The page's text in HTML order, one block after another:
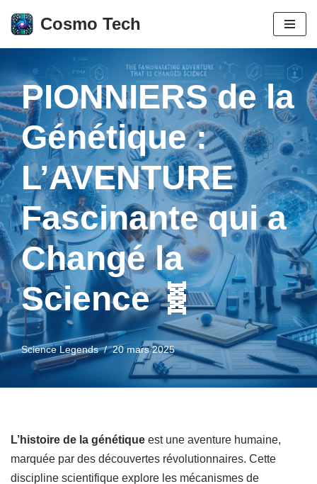
Aller
contenu
Cosmo Tech
PIONNIERS de la
Génétique :
L’AVENTURE
Fascinante qui a
Changé la
Science 🧬
Science Legends 20 mars 2025
L’histoire de la génétique est une aventure humaine,
marquée par des découvertes révolutionnaires. Cette
discipline scientifique explore les mécanismes de